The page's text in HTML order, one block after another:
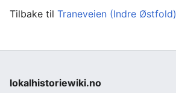
Tilbake til Traneveien (Indre Østfold)
lokalhistoriewiki.no